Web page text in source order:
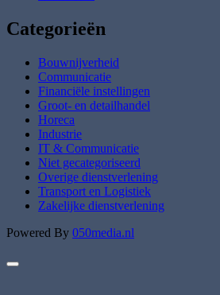
Categorieën
Bouwnijverheid
Communicatie
Financiële instellingen
Groot- en detailhandel
Horeca
Industrie
IT & Communicatie
Niet gecategoriseerd
Overige dienstverlening
Transport en Logistiek
Zakelijke dienstverlening
Powered By 050media.nl